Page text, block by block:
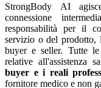
StrongBody AI
connessione
responsabilità per il
servizio o del prodotto,
buyer e seller. Tutte
relative all'assistenza
buyer e i reali
fornitore medico e non